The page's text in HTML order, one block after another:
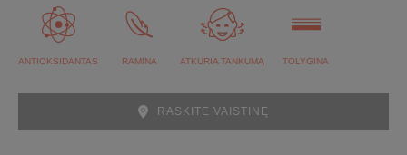
ANTIOKSIDANTAS RAMINA ATKURIA TANKUMĄ TOLYGINA
RASKITE VAISTINĘ